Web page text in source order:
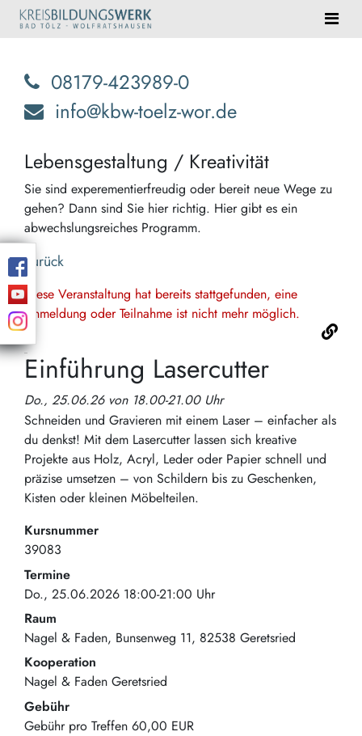
08179-423989-0
info@kbw-toelz-wor.de
Lebensgestaltung / Kreativität
Sie sind experementierfreudig oder bereit neue Wege zu
gehen? Dann sind Sie hier richtig. Hier gibt es ein
abwechslungsreiches Programm.
Zurück
Diese Veranstaltung hat bereits stattgefunden, eine
Anmeldung oder Teilnahme ist nicht mehr möglich.
Einführung Lasercutter
Do., 25.06.26 von 18.00-21.00 Uhr
Schneiden und Gravieren mit einem Laser – einfacher als
du denkst! Mit dem Lasercutter lassen sich kreative
Projekte aus Holz, Acryl, Leder oder Papier schnell und
präzise umsetzen – von Schildern bis zu Geschenken,
Kisten oder kleinen Möbelteilen.
Kursnummer
39083
Termine
Do., 25.06.2026 18:00-21:00 Uhr
Raum
Nagel & Faden Bunsenweg 11 82538 Geretsried
Kooperation
Nagel & Faden Geretsried
Gebühr
Gebühr pro Treffen 60,00 EUR